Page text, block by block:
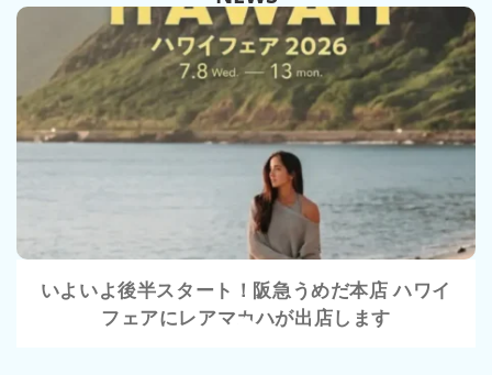
VIEW
いよいよ後半スタート！阪急うめだ本店 ハワイ
フェアにレアマカハが出店します